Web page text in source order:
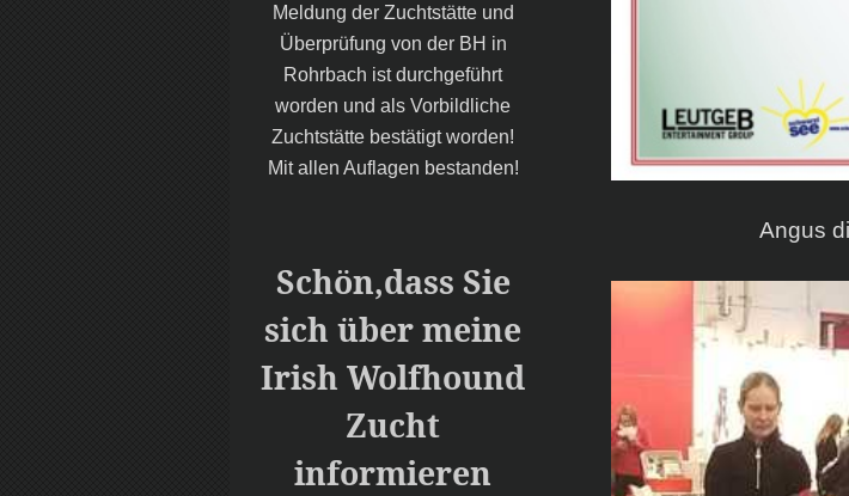
Angus
Meldung der Zuchtstätte und
Überprüfung von der BH in
Rohrbach ist durchgeführt
worden und als Vorbildliche
Zuchtstätte bestätigt worden!
Mit allen Auflagen bestanden!
Schön,dass Sie
sich über meine
Irish Wolfhound
Zucht
informieren